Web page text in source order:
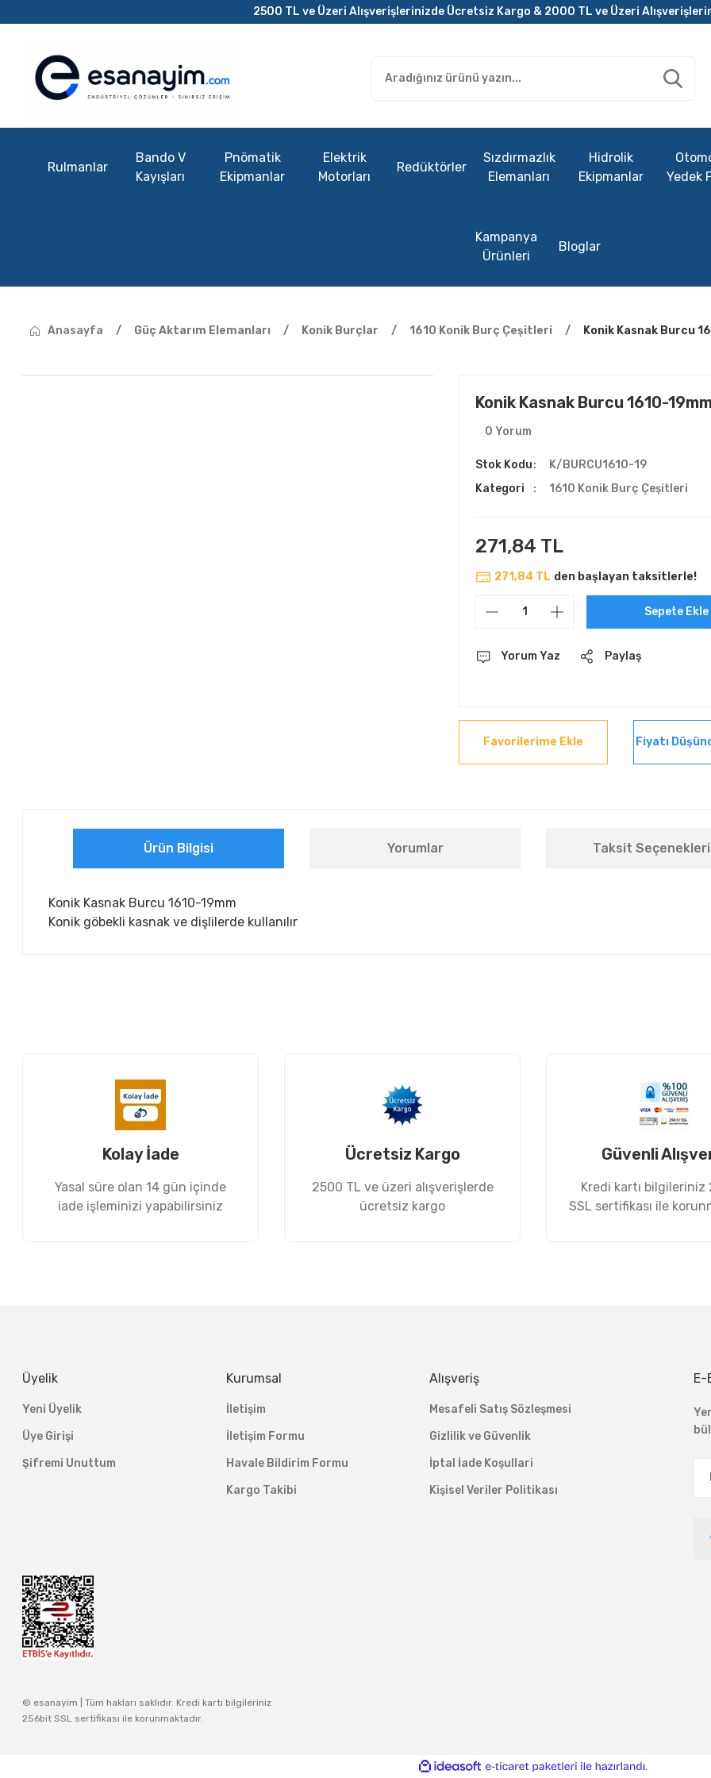
2500 TL ve Üzeri Alışverişlerinizde Ücretsiz Kargo & 2000 TL ve Üzeri
Rulmanlar
Bando V
Kayışları
Pnömatik
Ekipmanlar
Elektrik
Motorları
Redüktörler
Sızdırmazlık
Elemanları
Hidrolik
Ekipmanlar
Yedek
Kampanya
Ürünleri
Bloglar
Anasayfa Güç Aktarım Elemanları Konik Burçlar 1610 Konik Burç Çeşitleri Konik Kasnak Burcu
Konik Kasnak Burcu 1610-
0 Yorum
Stok Kodu
K/BURCU1610-19
Kategori
1610 Konik Burç Çeşitleri
271,84 TL
271,84 TL den başlayan taksitlerle!
Sepete Ekle
Yorum Yaz Paylaş
Fiyatı
Ürün Bilgisi Yorumlar Taksit Seçenekleri
Konik Kasnak Burcu 1610-19mm
Konik göbekli kasnak ve dişlilerde kullanılır
Ürün fiyatı diğer sitelerden daha pahalı.
Kolay İade
Yasal süre olan 14 gün içinde
iade işleminizi yapabilirsiniz
Ücretsiz Kargo
2500 TL ve üzeri alışverişlerde
ücretsiz kargo
Güvenli
Kredi kartı bilgileriniz
SSL sertifikası ile
Üyelik
Yeni Üyelik
Üye Girişi
Şifremi Unuttum
Kurumsal
İletişim
İletişim Formu
Havale Bildirim Formu
Kargo Takibi
Alışveriş
Mesafeli Satış Sözleşmesi
Gizlilik ve Güvenlik
İptal İade Koşullari
Kişisel Veriler Politikası
E-
© esanayim | Tüm hakları saklıdır. Kredi kartı bilgileriniz
256bit SSL sertifikası ile korunmaktadır.
ideasoft
e-